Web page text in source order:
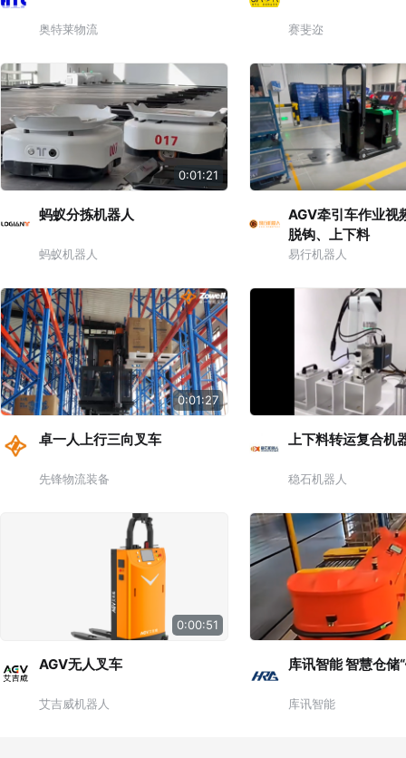
奥特莱物流 赛斐迩
0:01:21
蚂蚁分拣机器人
蚂蚁机器人
AGV牵引车作业视
脱钩、上下料
易行机器人
0:01:27
卓一人上行三向叉车
先锋物流装备
上下料转运复合机
稳石机器人
0:00:51
AGV无人叉车
艾吉威机器人
库讯智能 智慧
库讯智能